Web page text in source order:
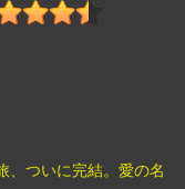
、ついに完結。愛の名